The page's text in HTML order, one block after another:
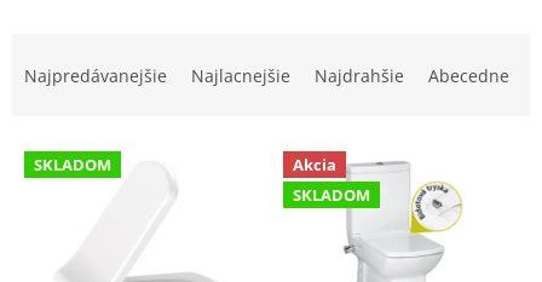
n
Najpredávanejšie Najlacnejšie Najdrahšie Abecedne
V SKLADOM
Akcia
SKLADOM